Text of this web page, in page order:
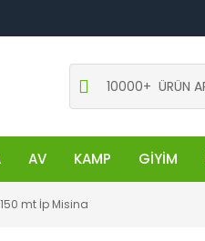
AV KAMP GİYİM
mt İp Misina